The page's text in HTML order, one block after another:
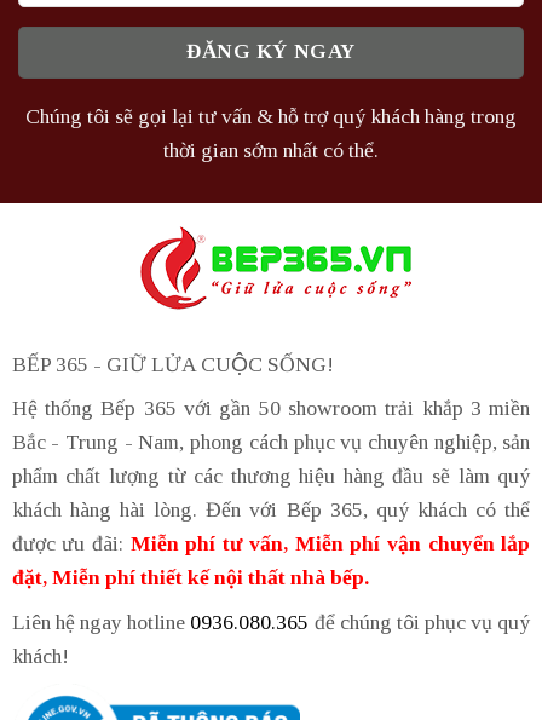
Chúng tôi sẽ gọi lại tư vấn & hỗ trợ quý khách hàng trong
thời gian sớm nhất có thể.
BẾP 365 - GIỮ LỬA CUỘC SỐNG!
Hệ thống Bếp 365 với gần 50 showroom trải khắp 3 miền
Bắc - Trung - Nam, phong cách phục vụ chuyên nghiệp, sản
phẩm chất lượng từ các thương hiệu hàng đầu sẽ làm quý
khách hàng hài lòng. Đến với Bếp 365, quý khách có thể
được ưu đãi: Miễn phí tư vấn, Miễn phí vận chuyển lắp
đặt, Miễn phí thiết kế nội thất nhà bếp.
Liên hệ ngay hotline 0936.080.365 để chúng tôi phục vụ quý
khách!